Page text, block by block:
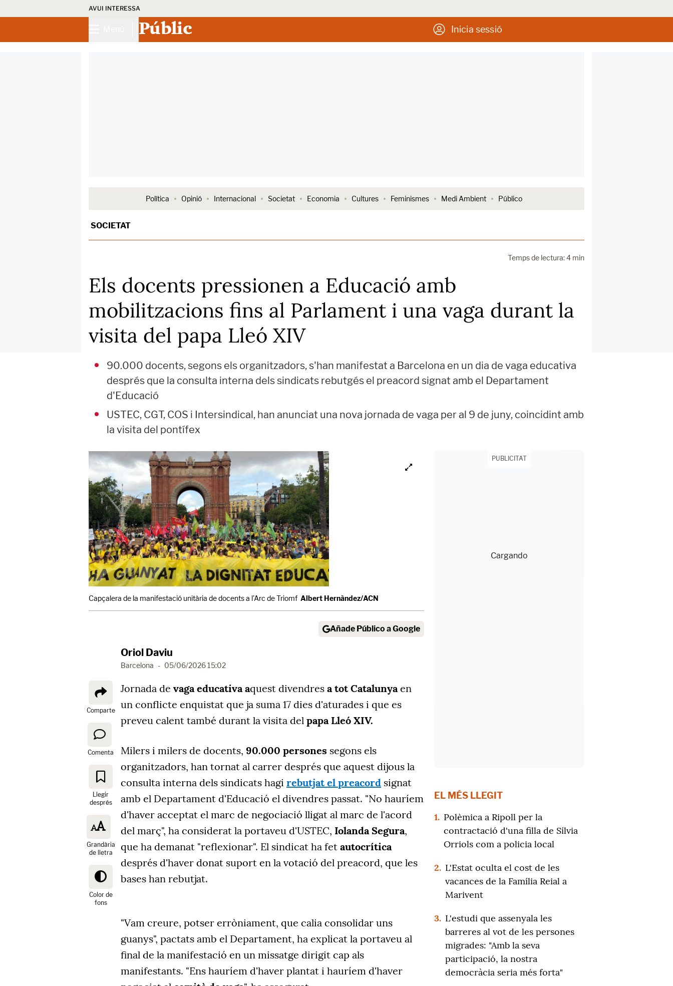
AVUI INTERESSA
Públic Inicia sessió
Política Opinió Internacional Societat Economia Cultures Feminismes Medi Ambient Público
SOCIETAT
Temps de lectura: 4 min
Els docents pressionen a Educació amb
mobilitzacions fins al Parlament i una vaga durant la
visita del papa Lleó XIV
90.000 docents, segons els organitzadors, s'han manifestat a Barcelona en un dia de vaga educativa
després que la consulta interna dels sindicats rebutgés el preacord signat amb el Departament
d'Educació
USTEC, CGT, COS i Intersindical, han anunciat una nova jornada de vaga per al 9 de juny, coincidint amb
la visita del pontífex
Capçalera de la manifestació unitària de docents a l'Arc de Triomf Albert Hernàndez/ACN
Añade Público a Google
Oriol Daviu
Barcelona - 05/06/2026 15:02
Comparte
Comenta
Llegir
després
Grandària
de lletra
Color de
fons
Jornada de vaga educativa aquest divendres a tot Catalunyaen
un conflicte enquistat que ja suma 17 dies d'aturades i que es
preveu calent també durant la visita del papa Lleó XIV.
Milers i milers de docents, 90.000 persones segons els
organitzadors, han tornat al carrer després que aquest dijous la
consulta interna dels sindicats hagi rebutjat el preacord signat
amb el Departament d'Educació el divendres passat. "No hauríem
d'haver acceptat el marc de negociació lligat al marc de l'acord
del març", ha considerat la portaveu d'USTEC, Iolanda Segura,
que ha demanat "reflexionar". El sindicat ha fet autocrítica
després d'haver donat suport en la votació del preacord, que les
bases han rebutjat.
"Vam creure, potser erròniament, que calia consolidar uns
guanys", pactats amb el Departament, ha explicat la portaveu al
final de la manifestació en un missatge dirigit cap als
manifestants. "Ens hauríem d'haver plantat i hauríem d'haver
PUBLICITAT
EL MÉS LLEGIT
1. Polèmica a Ripoll per la
contractació d'una filla de Sílvia
Orriols com a policia local
2. L'Estat oculta el cost de les
vacances de la Família Reial a
Marivent
3. L'estudi que assenyala les
barreres al vot de les persones
migrades: "Amb la seva
participació, la nostra
democràcia seria més forta"